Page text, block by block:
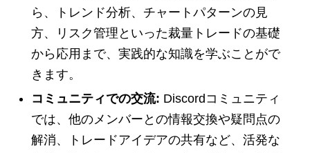
ら、トレンド分析、チャートパターンの見
方、リスク管理といった裁量トレードの基礎
から応用まで、実践的な知識を学ぶことがで
きます。
コミュニティでの交流: Discordコミュニティ
では、他のメンバーとの情報交換や疑問点の
解消、トレードアイデアの共有など、活発な